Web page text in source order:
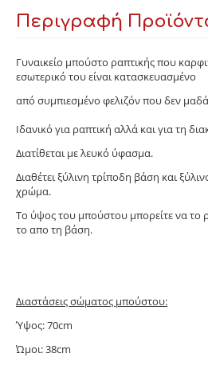
Περιγραφή
Γυναικείο μπούστο ραπτικής που
εσωτερικό του είναι κατασκευασμένο
από συμπιεσμένο φελιζόν που δεν
Ιδανικό για ραπτική αλλά και για τη
Διατίθεται με λευκό ύφασμα.
Διαθέτει ξύλινη τρίποδη βάση και
χρώμα.
Το ύψος του μπούστου μπορείτε να το
το απο τη βάση.
Διαστάσεις σώματος μπούστου:
Ύψος: 70cm
Ώμοι: 38cm